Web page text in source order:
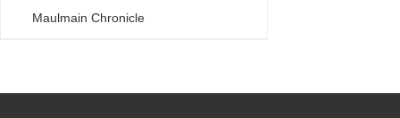
Maulmain Chronicle